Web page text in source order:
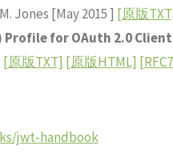
Jones [May 2015 ] [原版
Profile for OAuth 2.0
[原版TXT] [原版HTML]
jwt-handbook